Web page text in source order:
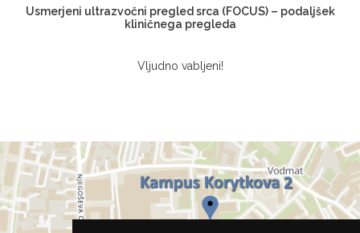
Usmerjeni ultrazvočni pregled srca (FOCUS) – podaljšek
kliničnega pregleda
Vljudno vabljeni!